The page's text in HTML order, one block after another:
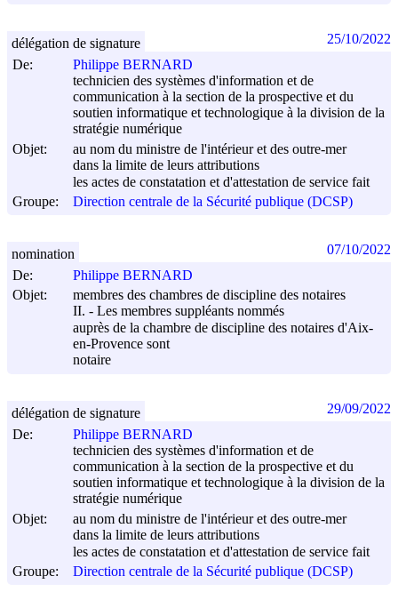
De:
Philippe BERNARD
technicien des systèmes d'information et de
communication à la section de la prospective et du
soutien informatique et technologique à la division de la
stratégie numérique
Objet:
au nom du ministre de l'intérieur et des outre-mer
dans la limite de leurs attributions
les actes de constatation et d'attestation de service fait
Groupe:
Direction centrale de la Sécurité publique (DCSP)
délégation de signature 25/10/2022
De:
Philippe BERNARD
Objet:
membres des chambres de discipline des notaires
II. - Les membres suppléants nommés
auprès de la chambre de discipline des notaires d'Aix-
en-Provence sont
notaire
nomination 07/10/2022
De:
Philippe BERNARD
technicien des systèmes d'information et de
communication à la section de la prospective et du
soutien informatique et technologique à la division de la
stratégie numérique
Objet:
au nom du ministre de l'intérieur et des outre-mer
dans la limite de leurs attributions
les actes de constatation et d'attestation de service fait
Groupe:
Direction centrale de la Sécurité publique (DCSP)
délégation de signature 29/09/2022